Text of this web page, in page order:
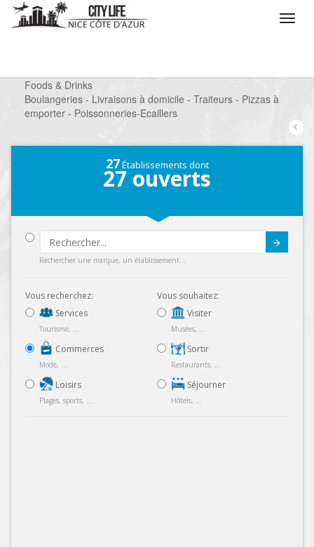
Foods & Drinks
/
Boulangeries - Livraisons à domicile - Traiteurs - Pizzas à
emporter - Poissonneries-Ecaillers
27Établissements dont
27 ouverts
Rechercher une marque, un établissement...
Vous recherchez:
Services
Tourisme, ...
Commerces
Mode, ...
Loisirs
Plages, sports, ...
Vous souhaitez:
Visiter
Musées, ...
Sortir
Restaurants, ...
Séjourner
Hôtels, ...